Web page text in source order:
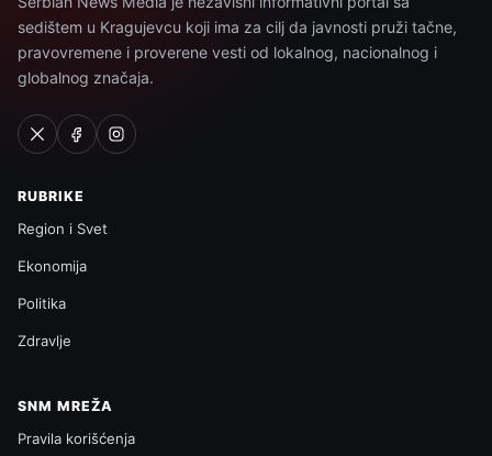
sedištem u Kragujevcu koji ima za cilj da javnosti pruži tačne,
pravovremene i proverene vesti od lokalnog, nacionalnog i
globalnog značaja.
RUBRIKE
Region i Svet
Ekonomija
Politika
Zdravlje
SNM MREŽA
Pravila korišćenja